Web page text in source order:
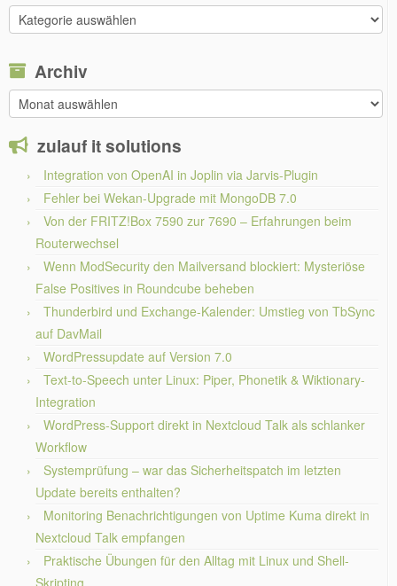
Weitere
Themen
Archiv
Archiv
zulauf it solutions
Integration von OpenAI in Joplin via Jarvis-Plugin
Fehler bei Wekan-Upgrade mit MongoDB 7.0
Von der FRITZ!Box 7590 zur 7690 – Erfahrungen beim
Routerwechsel
Wenn ModSecurity den Mailversand blockiert: Mysteriöse
False Positives in Roundcube beheben
Thunderbird und Exchange-Kalender: Umstieg von TbSync
auf DavMail
WordPressupdate auf Version 7.0
Text-to-Speech unter Linux: Piper, Phonetik & Wiktionary-
Integration
WordPress-Support direkt in Nextcloud Talk als schlanker
Workflow
Systemprüfung – war das Sicherheitspatch im letzten
Update bereits enthalten?
Monitoring Benachrichtigungen von Uptime Kuma direkt in
Nextcloud Talk empfangen
Praktische Übungen für den Alltag mit Linux und Shell-
Skripting